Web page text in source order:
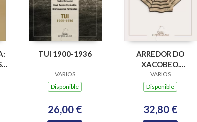
TUI 1900-1936
VARIOS
Dispoñible
26,00 €
ARREDOR DO
XACOBEO.
DISCURSO DAS
ACADEMICAS E
NUMERARIOS DA
ACADEMIA
VARIOS
Dispoñible
32,80 €